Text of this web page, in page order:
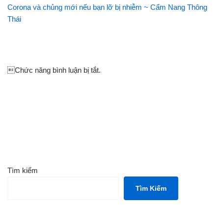
Corona và chủng mới nếu bạn lỡ bị nhiễm ~ Cẩm Nang Thông
Thái
Chức năng bình luận bị tắt.
Tìm kiếm
Tìm Kiếm